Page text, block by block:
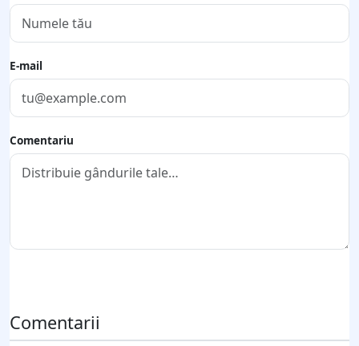
E-mail
Comentariu
Comentarii